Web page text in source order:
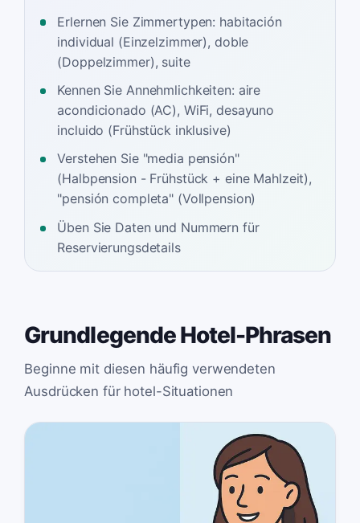
Erlernen Sie Zimmertypen: habitación
individual (Einzelzimmer), doble
(Doppelzimmer), suite
Kennen Sie Annehmlichkeiten: aire
acondicionado (AC), WiFi, desayuno
incluido (Frühstück inklusive)
Verstehen Sie "media pensión"
(Halbpension - Frühstück + eine Mahlzeit),
"pensión completa" (Vollpension)
Üben Sie Daten und Nummern für
Reservierungsdetails
Grundlegende Hotel-Phrasen
Beginne mit diesen häufig verwendeten
Ausdrücken für hotel-Situationen